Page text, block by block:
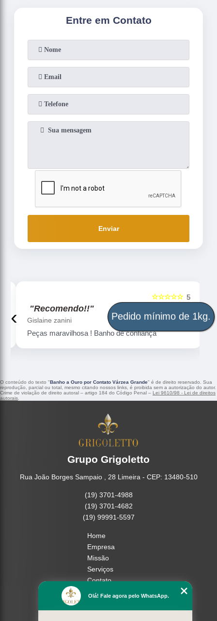
Entre em Contato
Enviar
5
☆☆☆☆☆
"Recomendo!!"
Gislaine zanini
Peças maravilhosa ! Banho de confiança
‹ ›
O conteúdo do texto "Banho a Ouro por Contato Várzea Grande" é de direito reservado. Sua
reprodução, parcial ou total, mesmo citando nossos links, é proibida sem a autorização do autor.
Crime de violação de direito autoral – artigo 184 do Código Penal – Lei 9610/98 - Lei de direitos
autorais
Grupo Grigoletto
Rua João Borges Sampaio , 28 Limeira - CEP: 13480-510
(19) 3701-4988
(19) 3701-4682
(19) 99991-5597
Home
Empresa
Missão
Serviços
Contato
Mapa do site
Olá! Fale agora pelo WhatsApp.
Pedido mínimo de 1kg.